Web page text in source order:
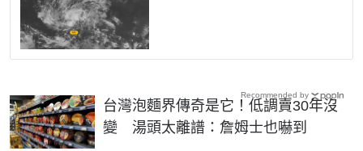
台灣泡麵界傳奇是它！低調賣30年沒
變 湯頭太離譜：詹姆士也嚇到
Recommended by